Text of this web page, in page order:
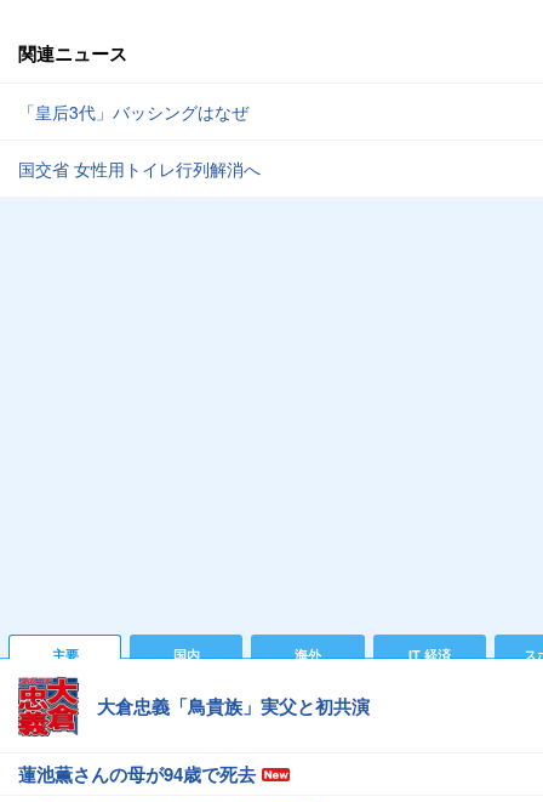
関連ニュース
「皇后3代」バッシングはなぜ
国交省 女性用トイレ行列解消へ
主要 国内 海外 IT 経済 ス
大倉忠義「鳥貴族」実父と初共演
蓮池薫さんの母が94歳で死去